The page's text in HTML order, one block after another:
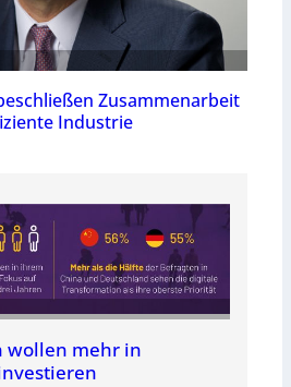
Zusammenarbeit
Industrie
wollen mehr in